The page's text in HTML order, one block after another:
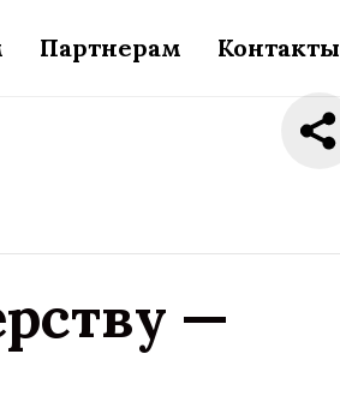
Партнерам Контакты
—